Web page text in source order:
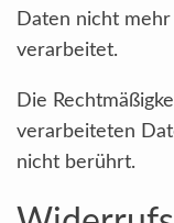
Daten nicht
verarbeitet.
Die
verarbeiteten
nicht berührt.